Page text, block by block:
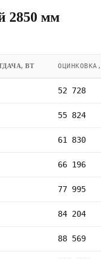
2850 мм
ВТ
52 728
55 824
61 830
66 196
77 995
84 204
88 569